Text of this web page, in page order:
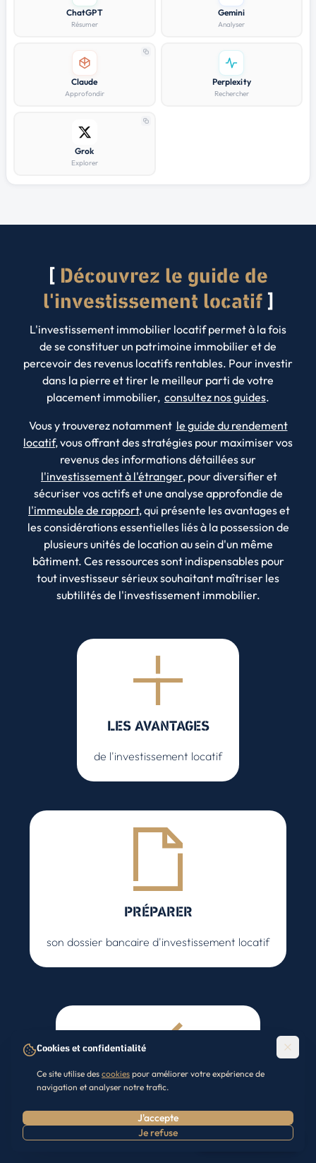
Prendre RDV
ChatGPT
Résumer
Gemini
Analyser
Claude
Approfondir
Perplexity
Rechercher
Grok
Explorer
Découvrez le guide de
l'investissement locatif
L'investissement immobilier locatif permet à la fois
de se constituer un patrimoine immobilier et de
percevoir des revenus locatifs rentables. Pour investir
dans la pierre et tirer le meilleur parti de votre
placement immobilier, consultez nos guides.
Vous y trouverez notamment le guide du rendement
locatif, vous offrant des stratégies pour maximiser vos
revenus des informations détaillées sur
l'investissement à l'étranger, pour diversifier et
sécuriser vos actifs et une analyse approfondie de
l'immeuble de rapport, qui présente les avantages et
les considérations essentielles liés à la possession de
plusieurs unités de location au sein d'un même
bâtiment. Ces ressources sont indispensables pour
tout investisseur sérieux souhaitant maîtriser les
subtilités de l'investissement immobilier.
LES AVANTAGES
de l'investissement locatif
PRÉPARER
son dossier bancaire d'investissement locatif
RÉUSSIR
Cookies et confidentialité
Ce site utilise des cookies pour améliorer votre expérience de
navigation et analyser notre trafic.
J'accepte
Je refuse